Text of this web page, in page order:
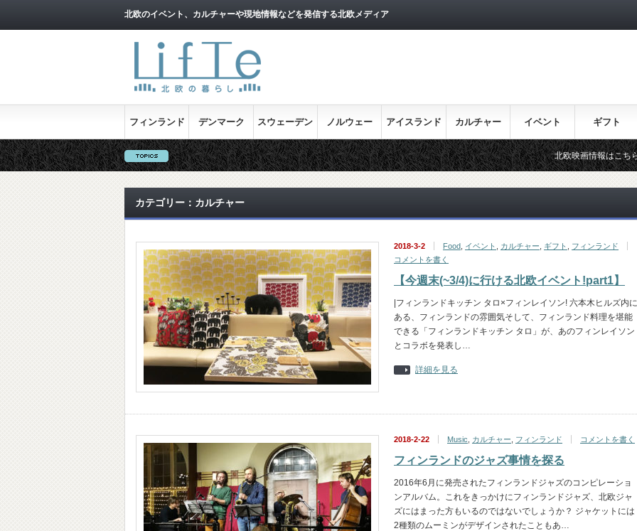
北欧のイベント、カルチャーや現地情報などを発信する北欧メディア
フィンランド デンマーク スウェーデン ノルウェー アイスランド カルチャー イベント ギフト
北欧映画情報はこちら♪
カテゴリー：カルチャー
2018-3-2 Food イベント カルチャー ギフト
フィンランド
コメントを書く
【今週末(~3/4)に行ける北欧イベント!part1】
|フィンランドキッチン タロ×フィンレイソン! 六本木ヒルズ内に
ある、フィンランドの雰囲気そして、フィンランド料理を堪能
できる「フィンランドキッチン タロ」が、あのフィンレイソン
とコラボを発表し…
詳細を見る
2018-2-22 Music カルチャー フィンランド コメントを書く
フィンランドのジャズ事情を探る
2016年6月に発売されたフィンランドジャズのコンピレーショ
ンアルバム。これをきっかけにフィンランドジャズ、北欧ジャ
ズにはまった方もいるのではないでしょうか？ ジャケットには
2種類のムーミンがデザインされたこともあ…